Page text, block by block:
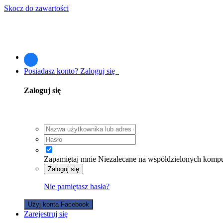
Skocz do zawartości
Posiadasz konto? Zaloguj się
Zaloguj się
Zapamiętaj mnie Niezalecane na współdzielonych
Zaloguj się
Nie pamiętasz hasła?
Użyj konta Facebook
Zarejestruj się